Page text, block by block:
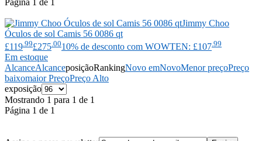
Jimmy Choo
Óculos de sol Camis 56 0086 qt
£119 .99£275 .0010% de desconto com WOWTEN: £107 .99
Em estoque
AlcanceAlcanceposiçãoRankingNovo emNovoMenor preçoPreço
baixomaior PreçoPreço Alto
exposição
Mostrando 1 para 1 de 1
Página 1 de 1